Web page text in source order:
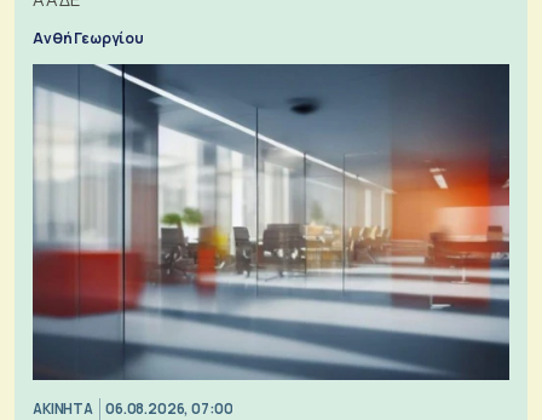
Ανθή Γεωργίου
ΑΚΙΝΗΤΑ 06.08.2026, 07:00